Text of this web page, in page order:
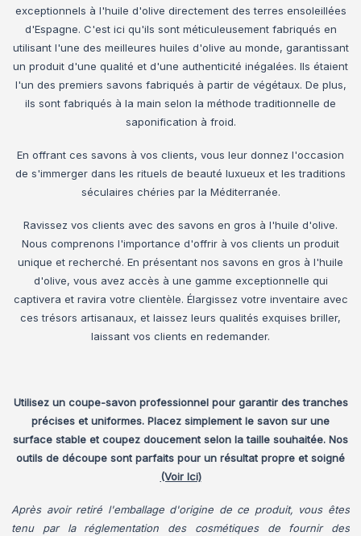
exceptionnels à l'huile d'olive directement des terres ensoleillées
d'Espagne. C'est ici qu'ils sont méticuleusement fabriqués en
utilisant l'une des meilleures huiles d'olive au monde, garantissant
un produit d'une qualité et d'une authenticité inégalées. Ils étaient
l'un des premiers savons fabriqués à partir de végétaux. De plus,
ils sont fabriqués à la main selon la méthode traditionnelle de
saponification à froid.
En offrant ces savons à vos clients, vous leur donnez l'occasion
de s'immerger dans les rituels de beauté luxueux et les traditions
séculaires chéries par la Méditerranée.
Ravissez vos clients avec des savons en gros à l'huile d'olive.
Nous comprenons l'importance d'offrir à vos clients un produit
unique et recherché. En présentant nos savons en gros à l'huile
d'olive, vous avez accès à une gamme exceptionnelle qui
captivera et ravira votre clientèle. Élargissez votre inventaire avec
ces trésors artisanaux, et laissez leurs qualités exquises briller,
laissant vos clients en redemander.
Utilisez un coupe-savon professionnel pour garantir des tranches
précises et uniformes. Placez simplement le savon sur une
surface stable et coupez doucement selon la taille souhaitée. Nos
outils de découpe sont parfaits pour un résultat propre et soigné
(Voir Ici)
Après avoir retiré l'emballage d'origine de ce produit, vous êtes
tenu par la réglementation des cosmétiques de fournir des